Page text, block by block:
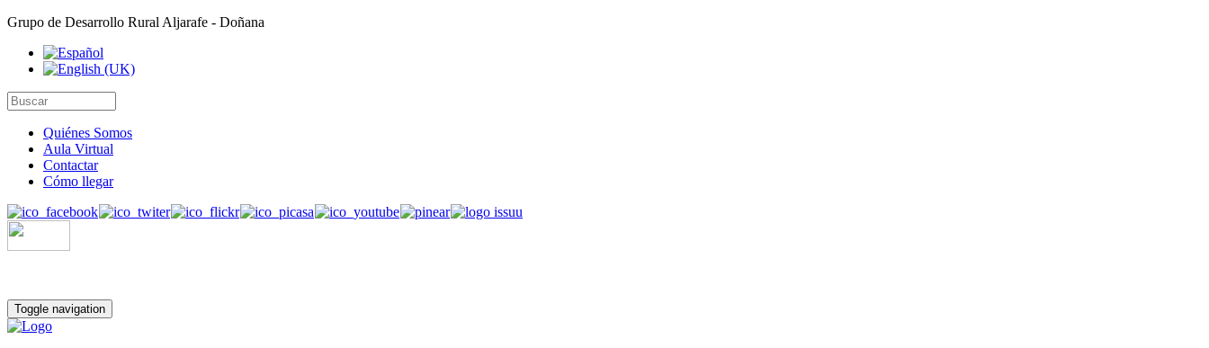
Grupo de Desarrollo Rural Aljarafe - Doñana
Quiénes Somos
Aula Virtual
Contactar
Cómo llegar
Toggle navigation